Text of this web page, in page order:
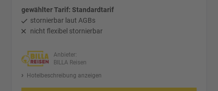
gewählter Tarif: Standardtarif
stornierbar laut AGBs
nicht flexibel stornierbar
Anbieter:
BILLA Reisen
Hotelbeschreibung anzeigen